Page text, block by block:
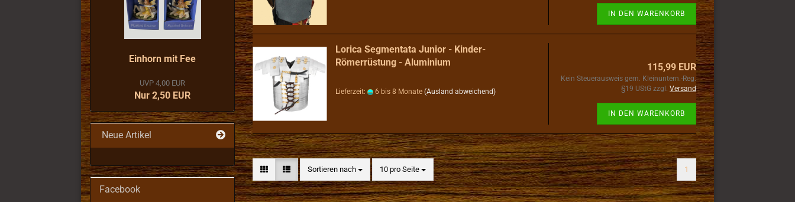
IN DEN WARENKORB
Lorica Segmentata Junior - Kinder-
Römerrüstung - Aluminium
Lieferzeit: 6 bis 8 Monate (Ausland abweichend)
115,99 EUR
Kein Steuerausweis gem. Kleinuntern.-Reg.
§19 UStG zzgl. Versand
IN DEN WARENKORB
Sortieren nach
Sortieren nach 10 pro Seite
pro Seite 1
Einhorn mit Fee
UVP 4,00 EUR
Nur 2,50 EUR
Neue Artikel
Facebook